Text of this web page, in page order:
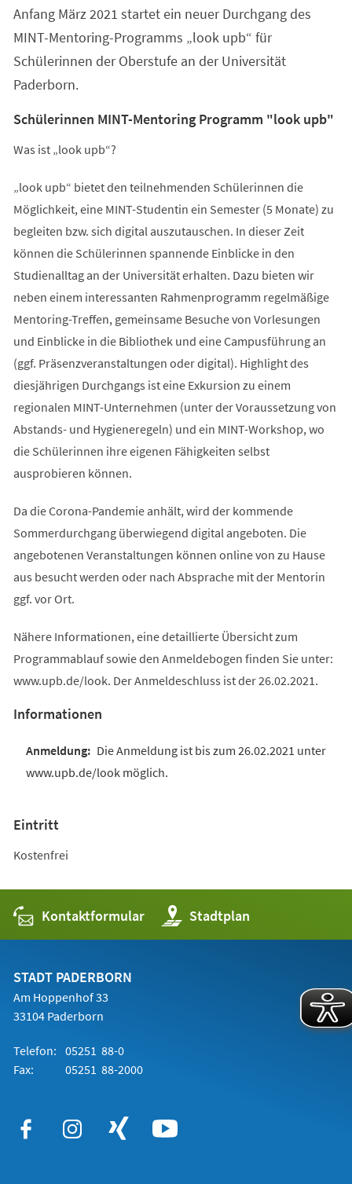
Anfang März 2021 startet ein neuer Durchgang des
MINT-Mentoring-Programms „look upb“ für
Schülerinnen der Oberstufe an der Universität
Paderborn.
Schülerinnen MINT-Mentoring Programm "look upb"
Was ist „look upb“?
„look upb“ bietet den teilnehmenden Schülerinnen die
Möglichkeit, eine MINT-Studentin ein Semester (5 Monate) zu
begleiten bzw. sich digital auszutauschen. In dieser Zeit
können die Schülerinnen spannende Einblicke in den
Studienalltag an der Universität erhalten. Dazu bieten wir
neben einem interessanten Rahmenprogramm regelmäßige
Mentoring-Treffen, gemeinsame Besuche von Vorlesungen
und Einblicke in die Bibliothek und eine Campusführung an
(ggf. Präsenzveranstaltungen oder digital). Highlight des
diesjährigen Durchgangs ist eine Exkursion zu einem
regionalen MINT-Unternehmen (unter der Voraussetzung von
Abstands- und Hygieneregeln) und ein MINT-Workshop, wo
die Schülerinnen ihre eigenen Fähigkeiten selbst
ausprobieren können.
Da die Corona-Pandemie anhält, wird der kommende
Sommerdurchgang überwiegend digital angeboten. Die
angebotenen Veranstaltungen können online von zu Hause
aus besucht werden oder nach Absprache mit der Mentorin
ggf. vor Ort.
Nähere Informationen, eine detaillierte Übersicht zum
Programmablauf sowie den Anmeldebogen finden Sie unter:
www.upb.de/look. Der Anmeldeschluss ist der 26.02.2021.
Informationen
Die Anmeldung ist bis zum 26.02.2021 unter
www.upb.de/look möglich.
Eintritt
Kostenfrei
Kontaktformular Stadtplan
(Öffnet
in
einem
STADT PADERBORN
Am Hoppenhof 33
33104 Paderborn
Telefon: 05251 88-0
Fax:
05251 88-2000